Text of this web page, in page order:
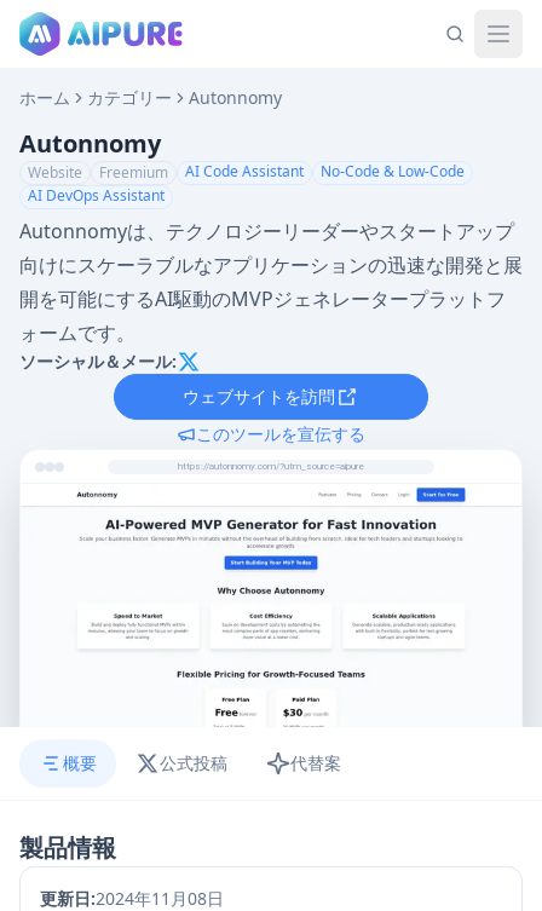
ホーム カテゴリー Autonnomy
Autonnomy
Website Freemium AI Code Assistant
No-Code & Low-Code
AI DevOps Assistant
Autonnomyは、テクノロジーリーダーやスタートアップ
向けにスケーラブルなアプリケーションの迅速な開発と展
開を可能にするAI駆動のMVPジェネレータープラットフ
ォームです。
ソーシャル＆メール:
ウェブサイトを訪問
このツールを宣伝する
https://autonnomy.com/?utm_source=aipure
概要 公式投稿 代替案
製品情報
更新日:2024年11月08日